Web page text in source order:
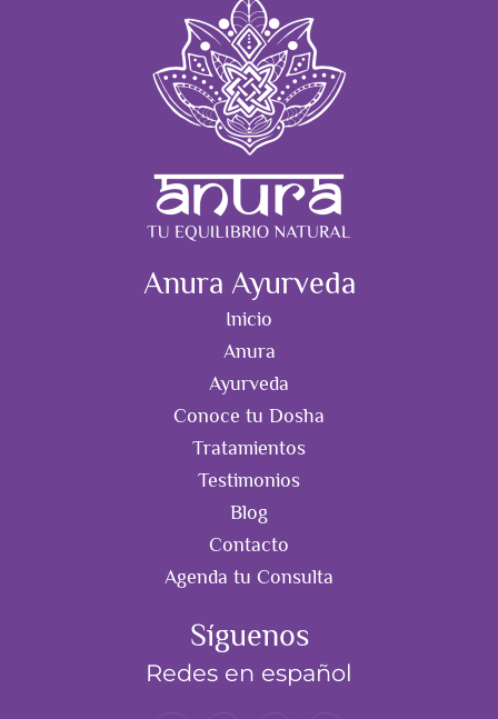
Anura Ayurveda
Inicio
Anura
Ayurveda
Conoce tu Dosha
Tratamientos
Testimonios
Blog
Contacto
Agenda tu Consulta
Síguenos
Redes en español